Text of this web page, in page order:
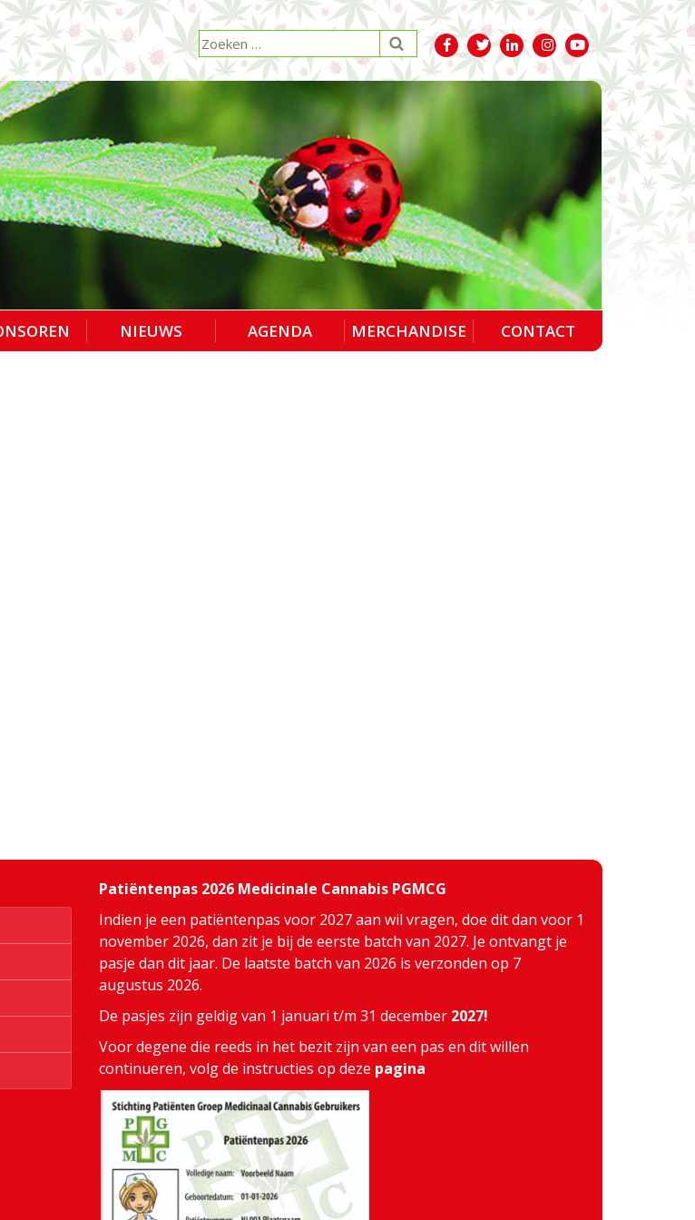
NIEUWS AGENDA MERCHANDISE CONTACT
Patiëntenpas 2026 Medicinale Cannabis PGMCG
Indien je een patiëntenpas voor 2027 aan wil vragen, doe dit dan voor 1
november 2026, dan zit je bij de eerste batch van 2027. Je ontvangt je
pasje dan dit jaar. De laatste batch van 2026 is verzonden op 7
augustus 2026.
De pasjes zijn geldig van 1 januari t/m 31 december 2027!
Voor degene die reeds in het bezit zijn van een pas en dit willen
continueren, volg de instructies op deze pagina